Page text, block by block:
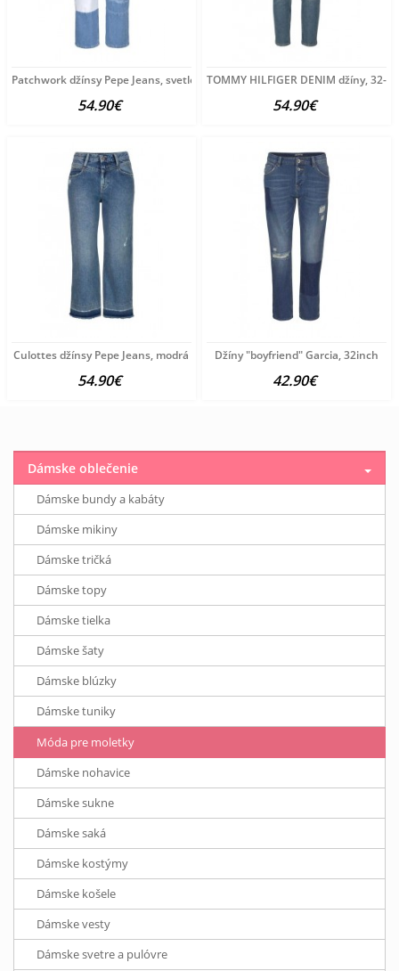
Patchwork džínsy Pepe Jeans, svetlomodré 32 inch
54.90€
TOMMY HILFIGER DENIM džíny, 32-
54.90€
Culottes džínsy Pepe Jeans, modrá
54.90€
Džíny "boyfriend" Garcia, 32inch
42.90€
Dámske oblečenie
Dámske bundy a kabáty
Dámske mikiny
Dámske tričká
Dámske topy
Dámske tielka
Dámske šaty
Dámske blúzky
Dámske tuniky
Móda pre moletky
Dámske nohavice
Dámske sukne
Dámske saká
Dámske kostýmy
Dámske košele
Dámske vesty
Dámske svetre a pulóvre